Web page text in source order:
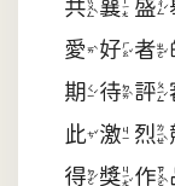
共襄盛
愛好者
期待
此激
得獎